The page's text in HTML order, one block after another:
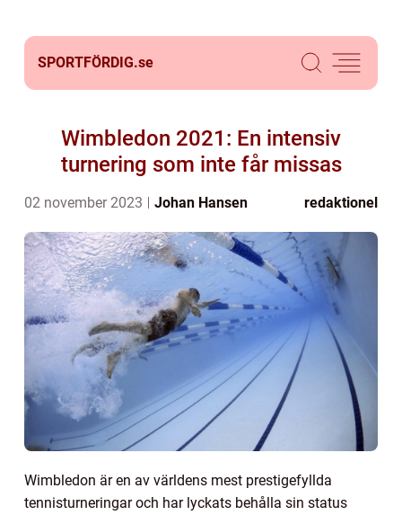
SPORTFÖRDIG.se
Wimbledon 2021: En intensiv
turnering som inte får missas
02 november 2023 Johan Hansen redaktionel
Wimbledon är en av världens mest prestigefyllda
tennisturneringar och har lyckats behålla sin status